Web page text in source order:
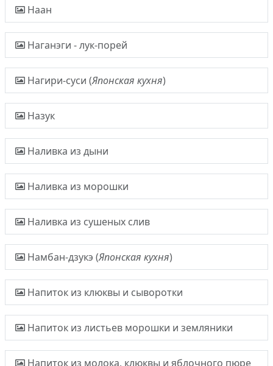
Наан
Наганэги - лук-порей
Нагири-суси (Японская кухня)
Назук
Наливка из дыни
Наливка из морошки
Наливка из сушеных слив
Намбан-дзукэ (Японская кухня)
Напиток из клюквы и сыворотки
Напиток из листьев морошки и земляники
Напиток из молока, клюквы и яблочного пюре